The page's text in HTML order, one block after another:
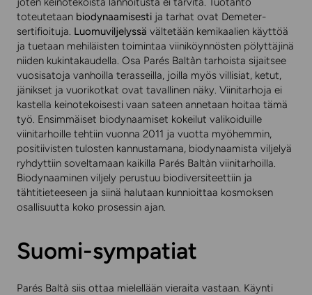
toteutetaan biodynaamisesti ja tarhat ovat Demeter-
sertifioituja. Luomuviljelyssä vältetään kemikaalien käyttöä
ja tuetaan mehiläisten toimintaa viiniköynnösten pölyttäjinä
niiden kukintakaudella. Osa Parés Baltàn tarhoista sijaitsee
vuosisatoja vanhoilla terasseilla, joilla myös villisiat, ketut,
jänikset ja vuorikotkat ovat tavallinen näky. Viinitarhoja ei
kastella keinotekoisesti vaan sateen annetaan hoitaa tämä
työ. Ensimmäiset biodynaamiset kokeilut valikoiduille
viinitarhoille tehtiin vuonna 2011 ja vuotta myöhemmin,
positiivisten tulosten kannustamana, biodynaamista viljelyä
ryhdyttiin soveltamaan kaikilla Parés Baltàn viinitarhoilla.
Biodynaaminen viljely perustuu biodiversiteettiin ja
tähtitieteeseen ja siinä halutaan kunnioittaa kosmoksen
osallisuutta koko prosessin ajan.
Suomi-sympatiat
Parés Baltà siis ottaa mielellään vieraita vastaan. Käynti